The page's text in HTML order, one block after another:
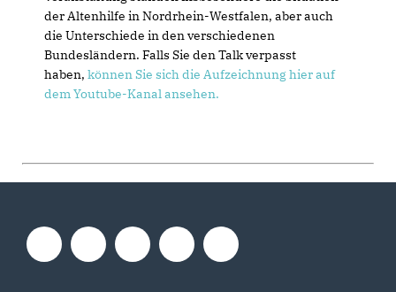
der Altenhilfe in Nordrhein-Westfalen, aber auch
die Unterschiede in den verschiedenen
Bundesländern. Falls Sie den Talk verpasst
haben, können Sie sich die Aufzeichnung hier auf
dem Youtube-Kanal ansehen.